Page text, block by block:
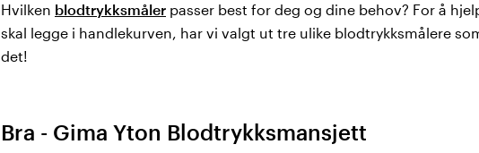
Hvilken blodtrykksmåler passer best for deg og dine behov? For å
skal legge i handlekurven, har vi valgt ut tre ulike blodtrykksmålere
det!
Bra - Gima Yton Blodtrykksmansjett